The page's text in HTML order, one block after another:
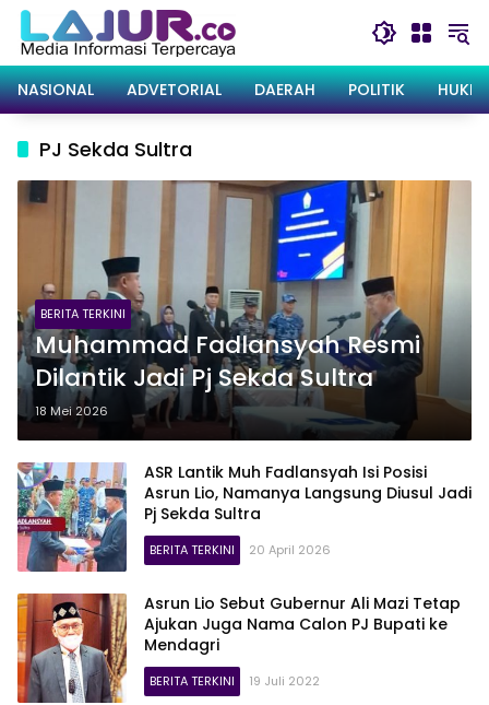
Langsung
konten
NASIONAL
ADVETORIAL DAERAH POLITIK
PJ Sekda Sultra
BERITA TERKINI
Muhammad Fadlansyah Resmi
Dilantik Jadi Pj Sekda Sultra
18 Mei 2026
ASR Lantik Muh Fadlansyah Isi Posisi
Asrun Lio, Namanya Langsung Diusul Jadi
Pj Sekda Sultra
BERITA TERKINI 20 April 2026
Asrun Lio Sebut Gubernur Ali Mazi Tetap
Ajukan Juga Nama Calon PJ Bupati ke
Mendagri
BERITA TERKINI 19 Juli 2022